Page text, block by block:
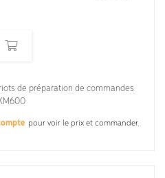
de préparation de commandes
pour voir le prix et commander.